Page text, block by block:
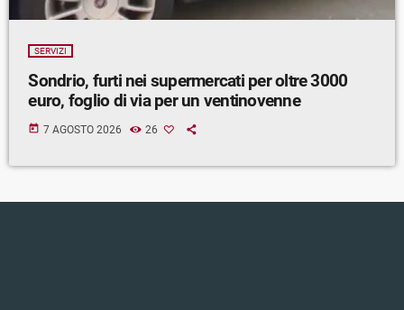
SERVIZI
Sondrio, furti nei supermercati per oltre 3000
euro, foglio di via per un ventinovenne
today 7 AGOSTO 2026 26